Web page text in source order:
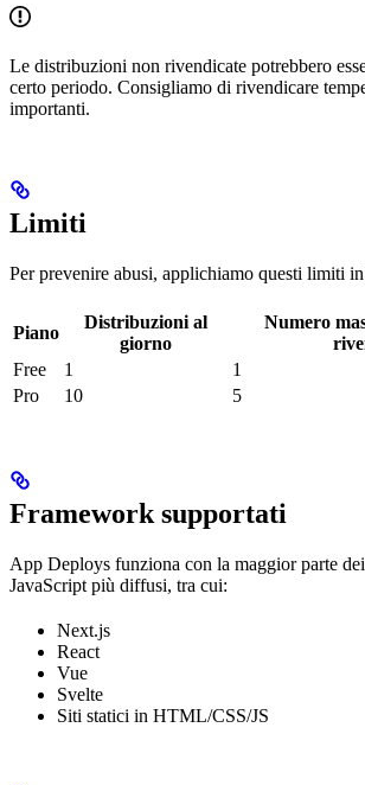
Le distribuzioni non rivendicate potrebbero
certo periodo. Consigliamo di rivendicare
importanti.
Limiti
Per prevenire abusi, applichiamo questi limiti
Piano
Distribuzioni al
giorno
Numero
Free
1
1
Pro
10 5
Framework supportati
App Deploys funziona con la maggior parte
JavaScript più diffusi, tra cui:
Next.js
React
Vue
Svelte
Siti statici in HTML/CSS/JS